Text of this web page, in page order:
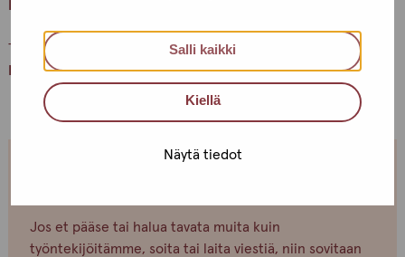
Salli kaikki
Kiellä
Näytä tiedot
Terveisin,
Helsingin Pro-tukipisteen porukka
Jos et pääse tai halua tavata muita kuin
työntekijöitämme, soita tai laita viestiä, niin sovitaan